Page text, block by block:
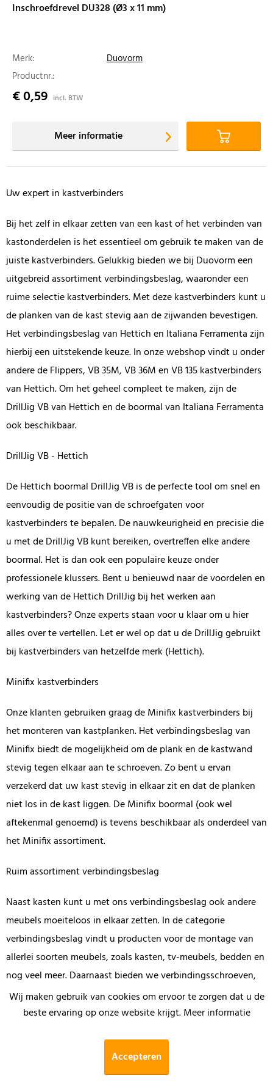
Inschroefdrevel DU328 (Ø3 x 11 mm)
Merk:
Duovorm
Productnr.:
€ 0,59 incl. BTW
Meer informatie
Uw expert in kastverbinders
Bij het zelf in elkaar zetten van een kast of het verbinden van
kastonderdelen is het essentieel om gebruik te maken van de
juiste kastverbinders. Gelukkig bieden we bij Duovorm een
uitgebreid assortiment verbindingsbeslag, waaronder een
ruime selectie kastverbinders. Met deze kastverbinders kunt u
de planken van de kast stevig aan de zijwanden bevestigen.
Het verbindingsbeslag van Hettich en Italiana Ferramenta zijn
hierbij een uitstekende keuze. In onze webshop vindt u onder
andere de Flippers, VB 35M, VB 36M en VB 135 kastverbinders
van Hettich. Om het geheel compleet te maken, zijn de
DrillJig VB van Hettich en de boormal van Italiana Ferramenta
ook beschikbaar.
DrillJig VB - Hettich
De Hettich boormal DrillJig VB is de perfecte tool om snel en
eenvoudig de positie van de schroefgaten voor
kastverbinders te bepalen. De nauwkeurigheid en precisie die
u met de DrillJig VB kunt bereiken, overtreffen elke andere
boormal. Het is dan ook een populaire keuze onder
professionele klussers. Bent u benieuwd naar de voordelen en
werking van de Hettich DrillJig bij het werken aan
kastverbinders? Onze experts staan voor u klaar om u hier
alles over te vertellen. Let er wel op dat u de DrillJig gebruikt
bij kastverbinders van hetzelfde merk (Hettich).
Minifix kastverbinders
Onze klanten gebruiken graag de Minifix kastverbinders bij
het monteren van kastplanken. Het verbindingsbeslag van
Minifix biedt de mogelijkheid om de plank en de kastwand
stevig tegen elkaar aan te schroeven. Zo bent u ervan
verzekerd dat uw kast stevig in elkaar zit en dat de planken
niet los in de kast liggen. De Minifix boormal (ook wel
aftekenmal genoemd) is tevens beschikbaar als onderdeel van
het Minifix assortiment.
Ruim assortiment verbindingsbeslag
Naast kasten kunt u met ons verbindingsbeslag ook andere
meubels moeiteloos in elkaar zetten. In de categorie
verbindingsbeslag vindt u producten voor de montage van
allerlei soorten meubels, zoals kasten, tv-meubels, bedden en
nog veel meer. Daarnaast bieden we verbindingsschroeven,
lamello's, tafelbeslag, lamellen en lijmen/kitten aan in deze
categorie. Twijfelt u over het meest geschikte
Wij maken gebruik van cookies om ervoor te zorgen dat u de
beste ervaring op onze website krijgt.Meer informatie
Accepteren